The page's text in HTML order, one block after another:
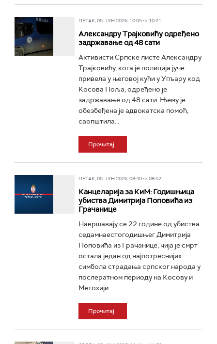
ПЕТАК, 05. ЈУН 2026, 10:05 -> 10:21
Александру Трајковићу одређено
задржавање од 48 сати
Активисти Српске листе Александру
Трајковићу, кога је полиција јуче
привела у његовој кући у Угљару код
Косова Поља, одређено је
задржавање од 48 сати. Њему је
обезбеђена је адвокатска помоћ,
саопштила...
Прочитај
ПЕТАК, 05. ЈУН 2026, 08:40 -> 08:52
Канцеларија за КиМ: Годишњица
убиства Димитрија Поповића из
Грачанице
Навршавају се 22 године од убиства
седамнаестогодишњег Димитрија
Поповића из Грачанице, чија је смрт
остала један од најпотреснијих
симбола страдања српског народа у
послератном периоду на Косову и
Метохији...
Прочитај